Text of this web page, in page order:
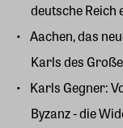
deutsche Reich
Aachen, das
Karls des
Karls Gegner:
Byzanz - die